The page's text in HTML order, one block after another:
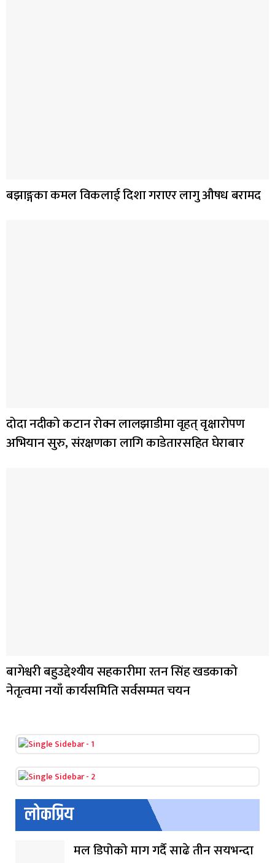
बझाङ्गका कमल विकलाई दिशा गराएर लागु औषध बरामद
दोदा नदीको कटान रोक्न लालझाडीमा वृहत् वृक्षारोपण
अभियान सुरु, संरक्षणका लागि काडेतारसहित घेराबार
बागेश्वरी बहुउद्देश्यीय सहकारीमा रतन सिंह खडकाको
नेतृत्वमा नयाँ कार्यसमिति सर्वसम्मत चयन
लोकप्रिय
मल डिपोको माग गर्दै साढे तीन सयभन्दा